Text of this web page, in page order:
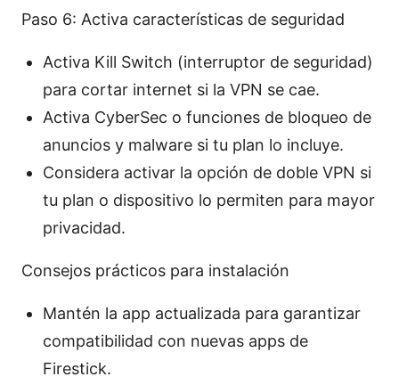
Paso 6: Activa características de seguridad
Activa Kill Switch (interruptor de seguridad)
para cortar internet si la VPN se cae.
Activa CyberSec o funciones de bloqueo de
anuncios y malware si tu plan lo incluye.
Considera activar la opción de doble VPN si
tu plan o dispositivo lo permiten para mayor
privacidad.
Consejos prácticos para instalación
Mantén la app actualizada para garantizar
compatibilidad con nuevas apps de
Firestick.